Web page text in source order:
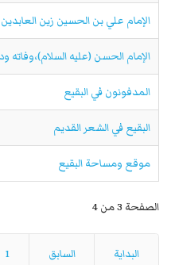
الإمام علي بن الحسين زين العابدين
الإمام الحسن (عليه السلام)،وفاته
المدفونون في البقيع
البقيع في الشعر القديم
موقع ومساحة البقيع
الصفحة 3 من 4
البداية السابق 1